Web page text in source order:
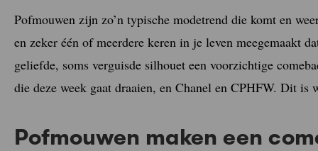
Pofmouwen zijn zo’n typische modetrend die komt en
en zeker één of meerdere keren in je leven meegemaakt
geliefde, soms verguisde silhouet een voorzichtige
die deze week gaat draaien, en Chanel en CPHFW. Dit is
Pofmouwen maken een